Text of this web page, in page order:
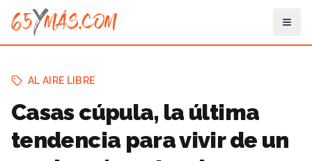
AL AIRE LIBRE
Casas cúpula, la última
tendencia para vivir de un